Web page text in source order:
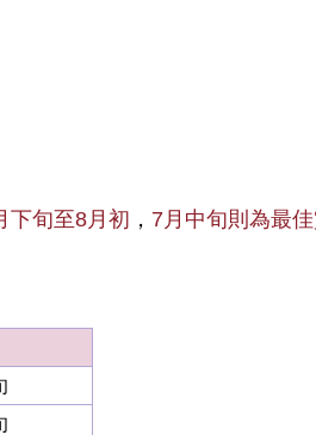
下旬至8月初 ， 7月中旬則為最